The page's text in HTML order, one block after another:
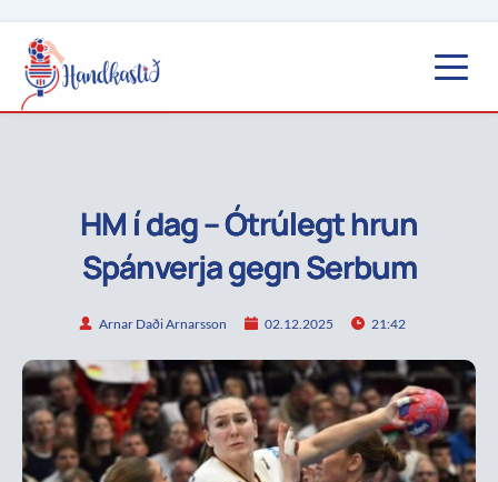
HM í dag – Ótrúlegt hrun
Spánverja gegn Serbum
Arnar Daði Arnarsson 02.12.2025 21:42